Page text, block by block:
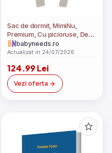
Sac de dormit, MimiNu,
Premium, Cu picioruse, De
iarna, Din bumbac certificat
Oeko Tex Standard 100, Cu
Meadow
babyneeds.ro
Actualizat in 24/07/2026
124.99 Lei
Vezi oferta